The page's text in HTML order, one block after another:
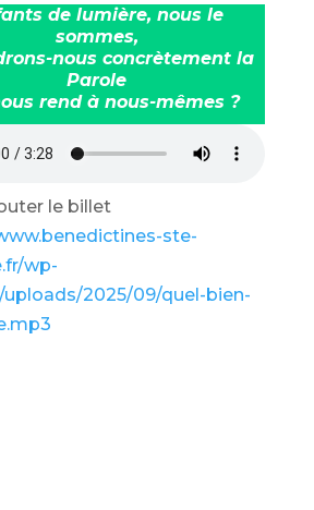
de lumière, nous le
sommes,
nous concrètement la
Parole
rend à nous-mêmes ?
le billet
ste-
wp-
2025/09/quel-bien-